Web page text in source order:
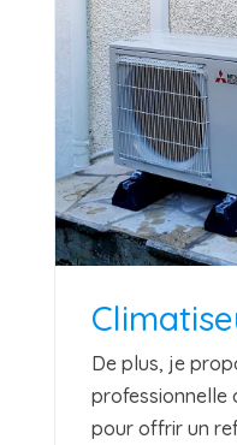
De plus, je
professionnelle
pour offrir un